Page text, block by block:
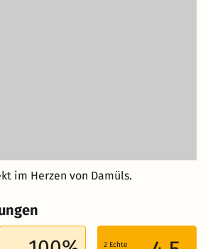
im Herzen von Damüls.
2 Echte